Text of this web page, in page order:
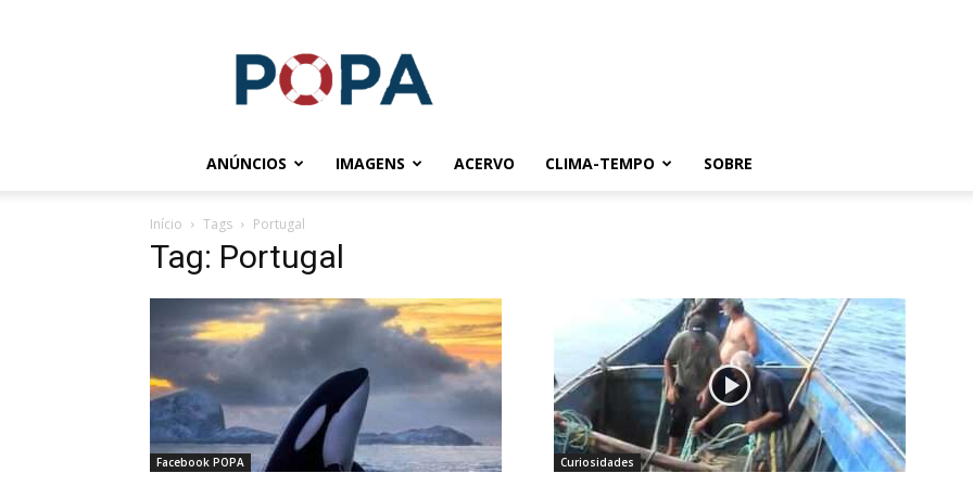
ANÚNCIOS IMAGENS ACERVO CLIMA-TEMPO SOBRE
Início Tags Portugal
Tag: Portugal
Facebook POPA Curiosidades